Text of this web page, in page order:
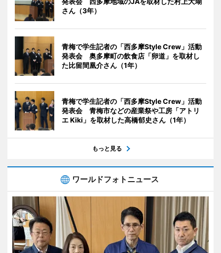
さん（3年）
青梅で学生記者の「西多摩Style Crew」活動
発表会 奥多摩町の飲食店「卵道」を取材し
た比留間凰介さん（1年）
青梅で学生記者の「西多摩Style Crew」活動
発表会 青梅市などの産業祭や工房「アトリ
エ Kiki」を取材した高橋郁史さん（1年）
もっと見る
ワールドフォトニュース